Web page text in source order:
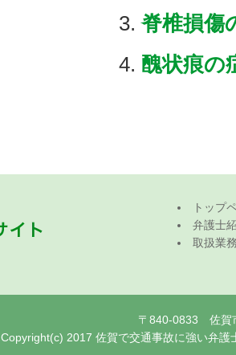
脊椎損傷
醜状痕の
トップ
弁護士
取扱業
〒840-0833 佐賀
Copyright(c) 2017 佐賀で交通事故に強い弁